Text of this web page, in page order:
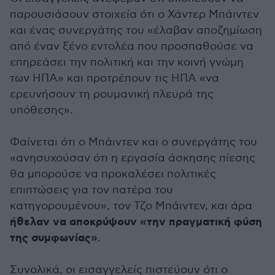
παρουσιάσουν στοιχεία ότι ο Χάντερ Μπάιντεν
και ένας συνεργάτης του «έλαβαν αποζημίωση
από έναν ξένο εντολέα που προσπαθούσε να
επηρεάσει την πολιτική και την κοινή γνώμη
των ΗΠΑ» και προτρέπουν τις ΗΠΑ «να
ερευνήσουν τη ρουμανική πλευρά της
υπόθεσης».
Φαίνεται ότι ο Μπάιντεν και ο συνεργάτης του
«ανησυχούσαν ότι η εργασία άσκησης πίεσης
θα μπορούσε να προκαλέσει πολιτικές
επιπτώσεις για τον πατέρα του
κατηγορουμένου», τον Τζο Μπάιντεν, και άρα
ήθελαν να αποκρύψουν «την πραγματική φύση
της συμφωνίας».
Συνολικά, οι εισαγγελείς πιστεύουν ότι ο